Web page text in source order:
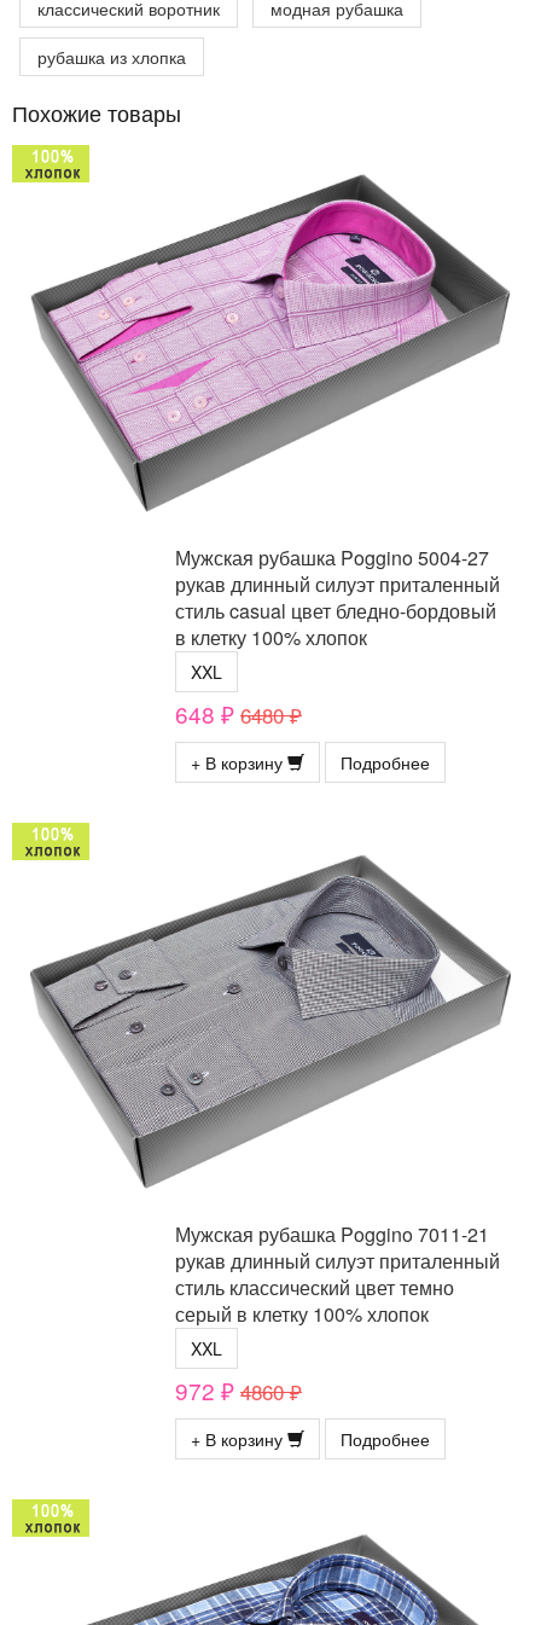
классический воротник
модная рубашка
рубашка из хлопка
Похожие товары
Мужская рубашка Poggino 5004-27
рукав длинный силуэт приталенный
стиль casual цвет бледно-бордовый
в клетку 100% хлопок
XXL
648 ₽ 6480 ₽
+ В корзину Подробнее
Мужская рубашка Poggino 7011-21
рукав длинный силуэт приталенный
стиль классический цвет темно
серый в клетку 100% хлопок
XXL
972 ₽ 4860 ₽
+ В корзину Подробнее